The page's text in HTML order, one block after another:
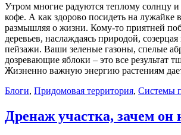
Утром многие радуются теплому солнцу
кофе. А как здорово посидеть на лужайке
размышляя о жизни. Кому-то приятней
деревьев, наслаждаясь природой,
пейзажи. Ваши зеленые газоны, спелые
дозревающие яблоки – это все результат
Жизненно важную энергию растениям
Блоги, Придомовая территория, Системы
Дренаж участка, зачем он